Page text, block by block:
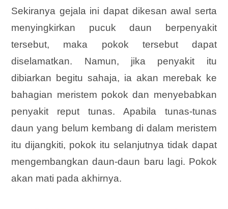
Sekiranya gejala ini dapat dikesan awal serta
menyingkirkan pucuk daun berpenyakit
tersebut, maka pokok tersebut dapat
diselamatkan. Namun, jika penyakit itu
dibiarkan begitu sahaja, ia akan merebak ke
bahagian meristem pokok dan menyebabkan
penyakit reput tunas. Apabila tunas-tunas
daun yang belum kembang di dalam meristem
itu dijangkiti, pokok itu selanjutnya tidak dapat
mengembangkan daun-daun baru lagi. Pokok
akan mati pada akhirnya.